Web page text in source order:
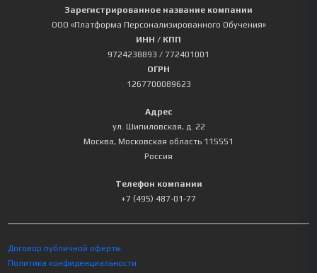
Зарегистрированное название компании
ООО «Платформа Персонализированного Обучения»
ИНН / КПП
9724238893 / 772401001
ОГРН
1267700089623
Адрес
ул. Шипиловская, д. 22
Москва, Московская область 115551
Россия
Телефон компании
+7 (495) 487-01-77
Договор публичной оферты
Политика конфиденциальности